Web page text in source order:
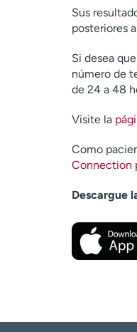
Sus
posteriores
Si desea
número de
de 24 a 48
Visite la
Como
Connection
Descargue